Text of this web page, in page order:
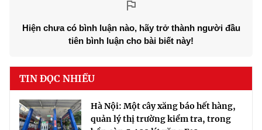
Hiện chưa có bình luận nào, hãy trở thành người đầu
tiên bình luận cho bài biết này!
TIN ĐỌC NHIỀU
Hà Nội: Một cây xăng báo hết hàng,
quản lý thị trường kiểm tra, trong